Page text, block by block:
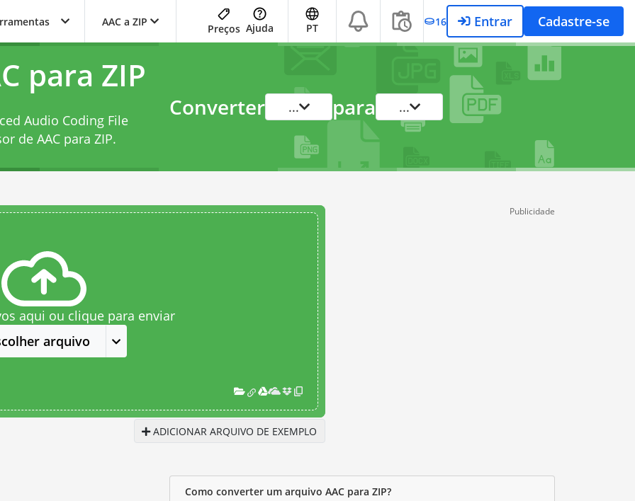
AAC a ZIP
Preços Ajuda PT 16 Entrar Cadastre-se
para ZIP
Audio Coding File
de AAC para ZIP.
Converter ... para ...
aqui ou clique para enviar
arquivo
ADICIONAR ARQUIVO DE EXEMPLO
Publicidade
Como converter um arquivo AAC para ZIP?